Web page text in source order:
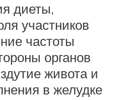
диеты,
участников
частоты
органов
живота и
в желудке